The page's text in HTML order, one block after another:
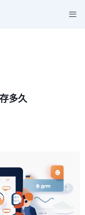
多久